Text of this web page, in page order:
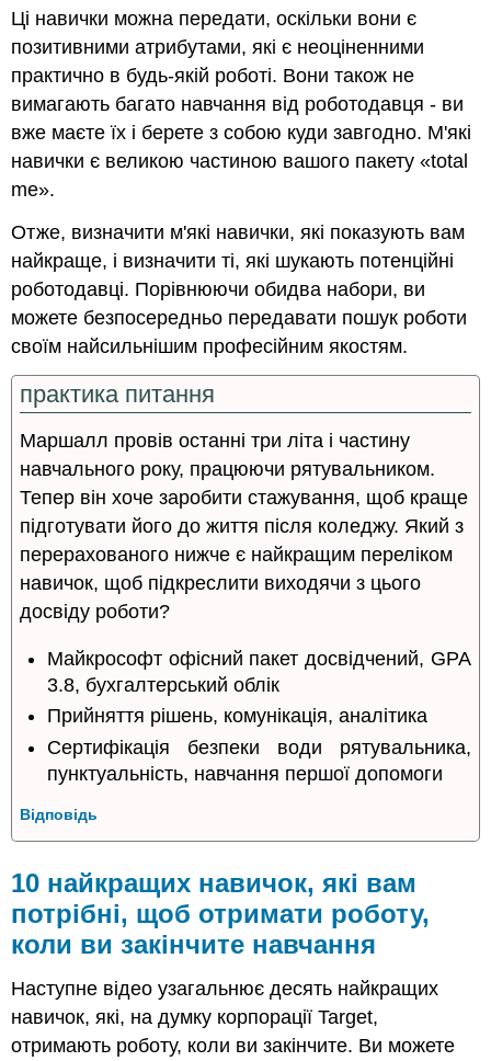
Ці навички можна передати, оскільки вони є
позитивними атрибутами, які є неоціненними
практично в будь-якій роботі. Вони також не
вимагають багато навчання від роботодавця - ви
вже маєте їх і берете з собою куди завгодно. М'які
навички є великою частиною вашого пакету «total
me».
Отже, визначити м'які навички, які показують вам
найкраще, і визначити ті, які шукають потенційні
роботодавці. Порівнюючи обидва набори, ви
можете безпосередньо передавати пошук роботи
своїм найсильнішим професійним якостям.
практика питання
Маршалл провів останні три літа і частину
навчального року, працюючи рятувальником.
Тепер він хоче заробити стажування, щоб краще
підготувати його до життя після коледжу. Який з
перерахованого нижче є найкращим переліком
навичок, щоб підкреслити виходячи з цього
досвіду роботи?
Майкрософт офісний пакет досвідчений, GPA
3.8, бухгалтерський облік
Прийняття рішень, комунікація, аналітика
Сертифікація безпеки води рятувальника,
пунктуальність, навчання першої допомоги
Відповідь
10 найкращих навичок, які вам
потрібні, щоб отримати роботу,
коли ви закінчите навчання
Наступне відео узагальнює десять найкращих
навичок, які, на думку корпорації Target,
отримають роботу, коли ви закінчите. Ви можете